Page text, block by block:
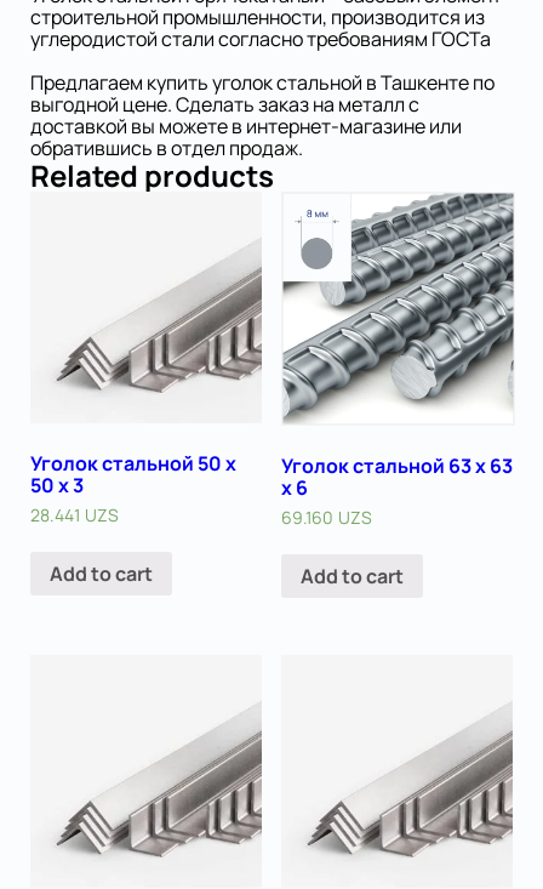
строительной промышленности, производится из
углеродистой стали согласно требованиям ГОСТа
Предлагаем купить уголок стальной в Ташкенте по
выгодной цене. Сделать заказ на металл с
доставкой вы можете в интернет-магазине или
обратившись в отдел продаж.
Related products
Уголок стальной 50 х
50 x 3
28.441 UZS
Add to cart
Уголок стальной 63 х 63
x 6
69.160 UZS
Add to cart